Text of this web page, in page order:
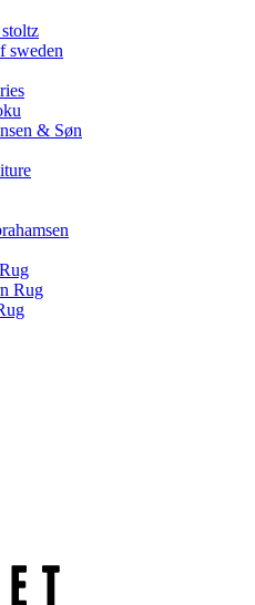
sweden
& Søn
Rug